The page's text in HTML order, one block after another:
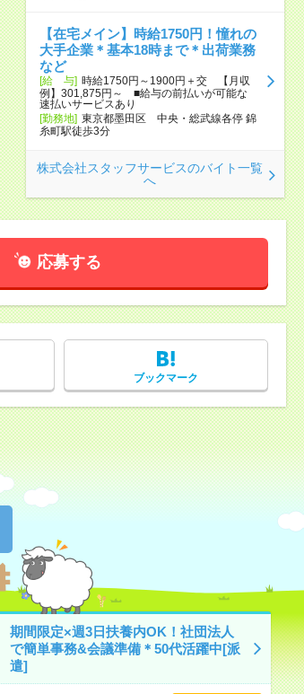
【在宅メイン】時給1750円！憧れの
大手企業＊基本18時まで＊出荷業務
など
[給 与] 時給1750円～1900円＋交 【月収
例】301,875円～ ■給与の前払いが可能な
速払いサービスあり
[勤務地] 東京都墨田区 中央・総武線各停 錦
糸町駅徒歩3分
株式会社スタッフサービスのバイト一覧
へ
応募する
ブックマーク
期間限定×週3日扶養内OK！社団法人
で簡単事務&会議準備＊50代活躍中[派
遣]